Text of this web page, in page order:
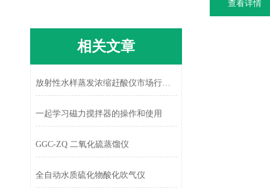
相关文章
放射性水样蒸发浓缩赶酸仪市场行情分析
一起学习磁力搅拌器的操作和使用
GGC-ZQ 二氧化硫蒸馏仪
全自动水质硫化物酸化吹气仪
查看详情